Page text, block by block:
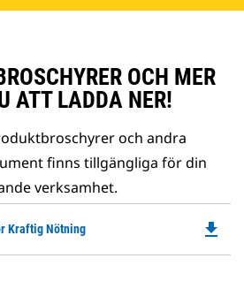
OCH MER
ATT LADDA NER!
och andra
finns tillgängliga för din
verksamhet.
Kraftig Nötning file_download